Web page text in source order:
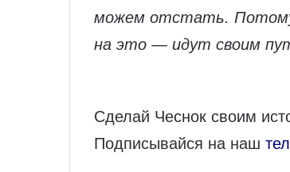
можем отстать.
на это — идут своим
Сделай Чеснок своим
Подписывайся на наш